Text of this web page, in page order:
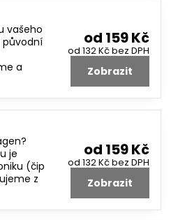
vašeho
původní
a
od 159 Kč
od 132 Kčbez DPH
Zobrazit
je
(čip
z
od 159 Kč
od 132 Kčbez DPH
Zobrazit